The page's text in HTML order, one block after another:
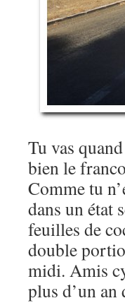
Tu vas
bien le
Comme tu
dans un état
feuilles de
double
midi. Amis
plus d’un